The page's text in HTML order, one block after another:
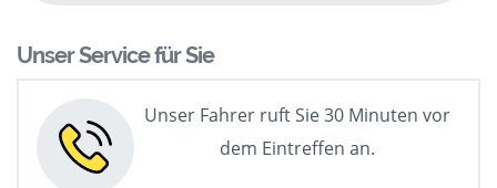
Unser Service für Sie
Unser Fahrer ruft Sie 30 Minuten vor
dem Eintreffen an.